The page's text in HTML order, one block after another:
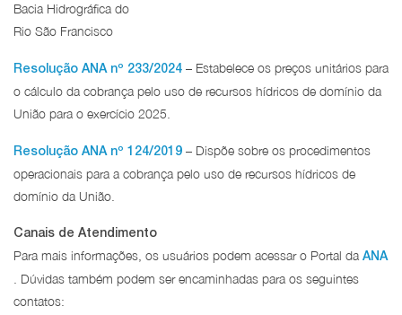
Bacia Hidrográfica do
Rio São Francisco
Resolução ANA nº 233/2024 – Estabelece os preços unitários para
o cálculo da cobrança pelo uso de recursos hídricos de domínio da
União para o exercício 2025.
Resolução ANA nº 124/2019 – Dispõe sobre os procedimentos
operacionais para a cobrança pelo uso de recursos hídricos de
domínio da União.
Canais de Atendimento
Para mais informações, os usuários podem acessar o Portal da ANA
. Dúvidas também podem ser encaminhadas para os seguintes
contatos: